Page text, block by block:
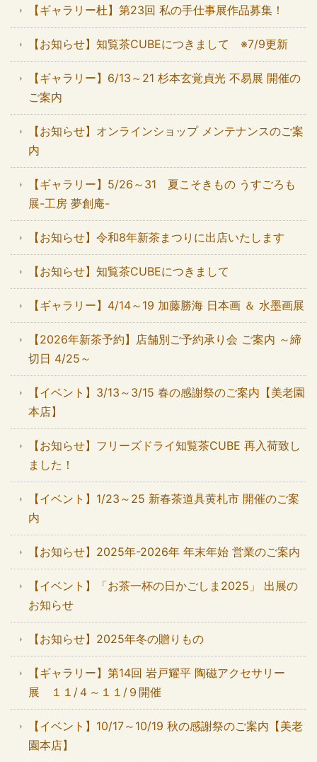
【ギャラリー杜】第23回 私の手仕事展作品募集！
【お知らせ】知覧茶CUBEにつきまして ※7/9更新
【ギャラリー】6/13～21 杉本玄覚貞光 不易展 開催の
ご案内
【お知らせ】オンラインショップ メンテナンスのご案
内
【ギャラリー】5/26～31 夏こそきもの うすごろも
展-工房 夢創庵-
【お知らせ】令和8年新茶まつりに出店いたします
【お知らせ】知覧茶CUBEにつきまして
【ギャラリー】4/14～19 加藤勝海 日本画 ＆ 水墨画展
【2026年新茶予約】店舗別ご予約承り会 ご案内 ～締
切日 4/25～
【イベント】3/13～3/15 春の感謝祭のご案内【美老園
本店】
【お知らせ】フリーズドライ知覧茶CUBE 再入荷致し
ました！
【イベント】1/23～25 新春茶道具黄札市 開催のご案
内
【お知らせ】2025年-2026年 年末年始 営業のご案内
【イベント】「お茶一杯の日かごしま2025」 出展の
お知らせ
【お知らせ】2025年冬の贈りもの
【ギャラリー】第14回 岩戸耀平 陶磁アクセサリー
展 １１/４～１１/９開催
【イベント】10/17～10/19 秋の感謝祭のご案内【美老
園本店】